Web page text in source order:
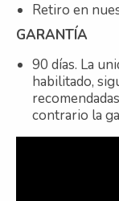
Retiro en
GARANTÍA
90 días. La
habilitado,
contrario la